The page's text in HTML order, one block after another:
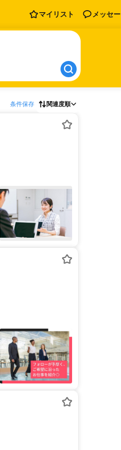
マイリスト メッセ
条件保存 関連度順